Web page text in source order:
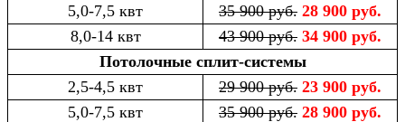
5,0-7,5 квт
35 900 руб. 28 900 руб.
8,0-14 квт
43 900 руб. 34 900 руб.
Потолочные сплит-системы
2,5-4,5 квт
29 900 руб. 23 900 руб.
5,0-7,5 квт
35 900 руб. 28 900 руб.